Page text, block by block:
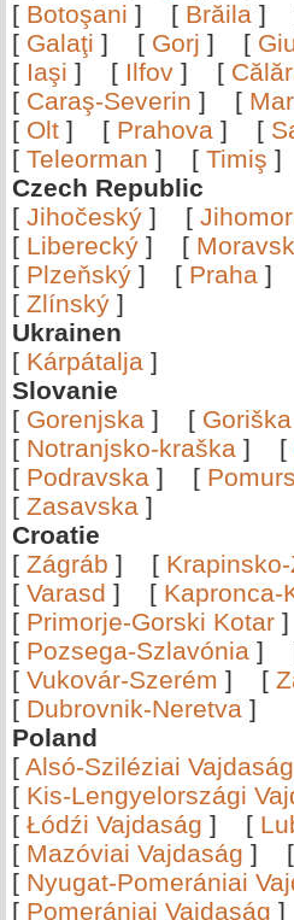
[ Botoşani ] [ Brăila ]
[ Galaţi ] [ Gorj ] [
[ Iaşi ] [ Ilfov ] [
[ Caraş-Severin ] [
[ Olt ] [ Prahova ] [
[ Teleorman ] [ Timiş ]
Czech Republic
[ Jihočeský ] [
[ Liberecký ] [
[ Plzeňský ] [ Praha ]
[ Zlínský ]
Ukrainen
[ Kárpátalja ]
Slovanie
[ Gorenjska ] [ Goriška
[ Notranjsko-kraška ] [
[ Podravska ] [
[ Zasavska ]
Croatie
[ Zágráb ] [
[ Varasd ] [ Kapronca-
[ Primorje-Gorski Kotar
[ Pozsega-Szlavónia ]
[ Vukovár-Szerém ] [
[ Dubrovnik-Neretva ]
Poland
[ Alsó-Sziléziai Vajdaság
[ Kis-Lengyelországi
[ Łódźi Vajdaság ] [
[ Mazóviai Vajdaság ] [
[ Nyugat-Pomerániai
[ Pomerániai Vajdaság ]